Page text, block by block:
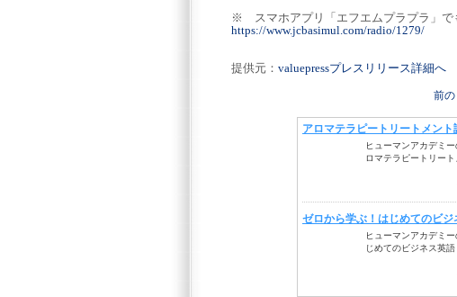
※ スマホアプリ「エフエムプラ
https://www.jcbasimul.com/radio/1279/
提供元： valuepressプレスリリース詳細へ
前